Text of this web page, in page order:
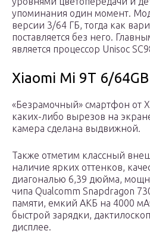
упоминания один момент.
версии 3/64 ГБ, тогда как
поставляется без него.
является процессор Unisoc
Xiaomi Mi 9T 6/64GB
«Безрамочный» смартфон от
каких-либо вырезов на
камера сделана выдвижной.
Также отметим классный
наличие ярких оттенков,
диагональю 6,39 дюйма,
чипа Qualcomm Snapdragon
памяти, емкий АКБ на 4000
быстрой зарядки,
дисплее.